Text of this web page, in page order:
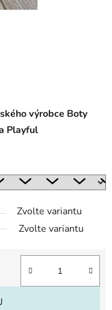
výrobce Boty
Playful
Zvolte variantu
Zvolte variantu